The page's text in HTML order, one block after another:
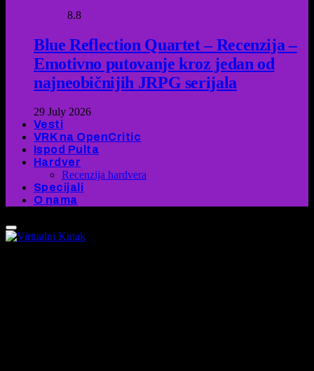
8.8
Blue Reflection Quartet – Recenzija –
Emotivno putovanje kroz jedan od
najneobičnijih JRPG serijala
29 July 2026
Vesti
VRK na OpenCritic
Ispod Pulta
Hardver
Recenzija hardvera
Specijali
O nama